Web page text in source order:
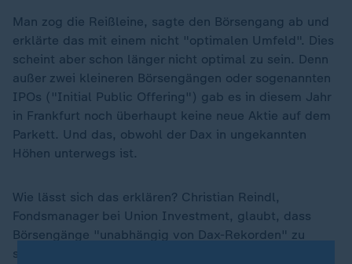
Man zog die Reißleine, sagte den Börsengang ab und
erklärte das mit einem nicht "optimalen Umfeld". Dies
scheint aber schon länger nicht optimal zu sein. Denn
außer zwei kleineren Börsengängen oder sogenannten
IPOs ("Initial Public Offering") gab es in diesem Jahr
in Frankfurt noch überhaupt keine neue Aktie auf dem
Parkett. Und das, obwohl der Dax in ungekannten
Höhen unterwegs ist.
Wie lässt sich das erklären? Christian Reindl,
Fondsmanager bei Union Investment, glaubt, dass
Börsengänge "unabhängig von Dax-Rekorden" zu
sehen sind. Der Dax profitiere von starken Zuwächsen